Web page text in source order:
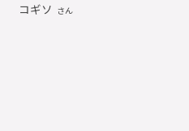
コギソ さん